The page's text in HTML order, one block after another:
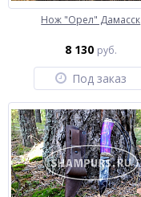
Нож "Орел" Дамасск
8 130 руб.
Под заказ